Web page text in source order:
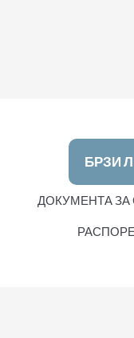
БРЗИ
ДОКУМЕНТА ЗА